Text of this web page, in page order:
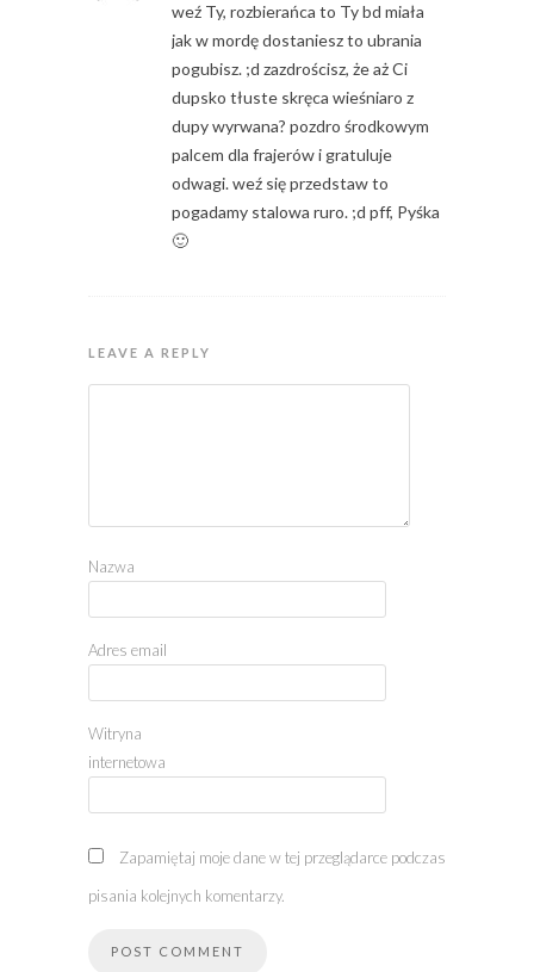
weź Ty, rozbierańca to Ty bd miała
jak w mordę dostaniesz to ubrania
pogubisz. ;d zazdrościsz, że aż Ci
dupsko tłuste skręca wieśniaro z
dupy wyrwana? pozdro środkowym
palcem dla frajerów i gratuluje
odwagi. weź się przedstaw to
pogadamy stalowa ruro. ;d pff, Pyśka
🙂
LEAVE A REPLY
Nazwa
Adres email
Witryna
internetowa
Zapamiętaj moje dane w tej przeglądarce podczas
pisania kolejnych komentarzy.